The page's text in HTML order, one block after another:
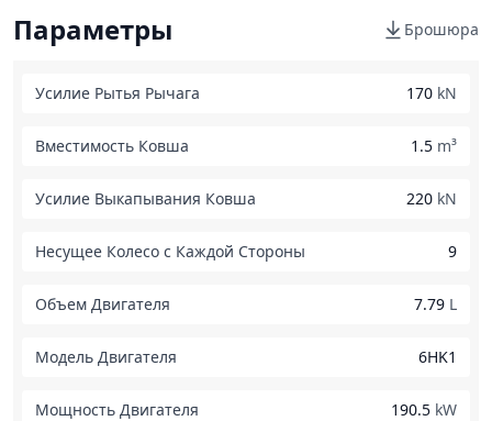
Параметры Брошюра
Усилие Рытья Рычага 170 kN
Вместимость Ковша 1.5 m³
Усилие Выкапывания Ковша 220 kN
Несущее Колесо с Каждой Стороны 9
Объем Двигателя 7.79 L
Модель Двигателя 6HK1
Мощность Двигателя 190.5 kW